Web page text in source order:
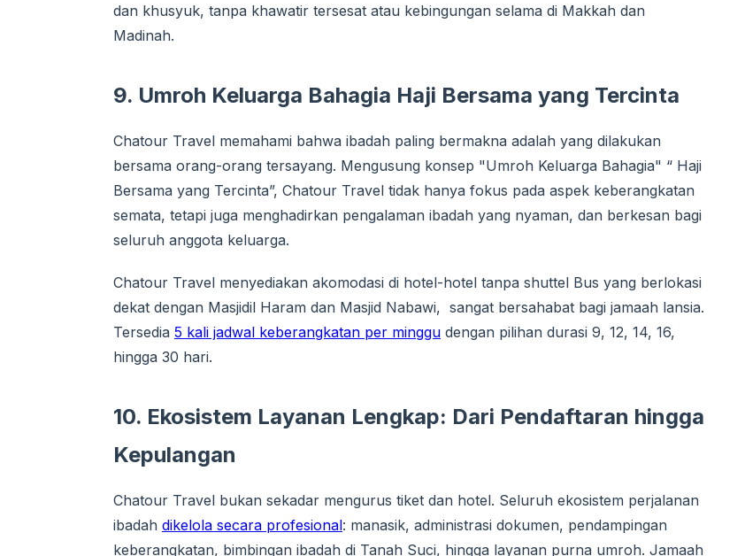
dan khusyuk, tanpa khawatir tersesat atau kebingungan selama di Makkah dan
Madinah.
9. Umroh Keluarga Bahagia Haji Bersama yang Tercinta
Chatour Travel memahami bahwa ibadah paling bermakna adalah yang dilakukan
bersama orang-orang tersayang. Mengusung konsep "Umroh Keluarga Bahagia" “ Haji
Bersama yang Tercinta”, Chatour Travel tidak hanya fokus pada aspek keberangkatan
semata, tetapi juga menghadirkan pengalaman ibadah yang nyaman, dan berkesan bagi
seluruh anggota keluarga.
Chatour Travel menyediakan akomodasi di hotel-hotel tanpa shuttel Bus yang berlokasi
dekat dengan Masjidil Haram dan Masjid Nabawi, sangat bersahabat bagi jamaah lansia.
Tersedia 5 kali jadwal keberangkatan per minggu dengan pilihan durasi 9, 12, 14, 16,
hingga 30 hari.
10. Ekosistem Layanan Lengkap: Dari Pendaftaran hingga
Kepulangan
Chatour Travel bukan sekadar mengurus tiket dan hotel. Seluruh ekosistem perjalanan
ibadah dikelola secara profesional: manasik, administrasi dokumen, pendampingan
keberangkatan, bimbingan ibadah di Tanah Suci, hingga layanan purna umroh. Jamaah